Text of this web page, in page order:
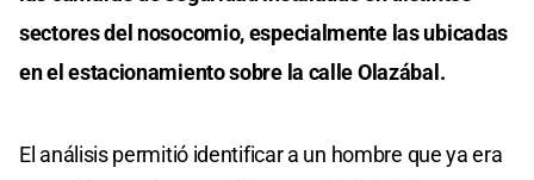
sectores del nosocomio, especialmente las ubicadas
en el estacionamiento sobre la calle Olazábal.
El análisis permitió identificar a un hombre que ya era